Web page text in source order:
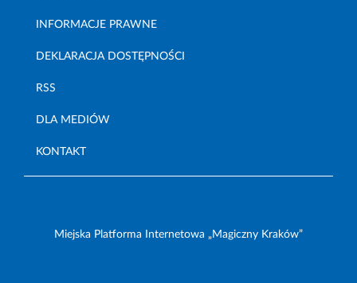
INFORMACJE PRAWNE
DEKLARACJA DOSTĘPNOŚCI
RSS
DLA MEDIÓW
KONTAKT
Miejska Platforma Internetowa „Magiczny Kraków”